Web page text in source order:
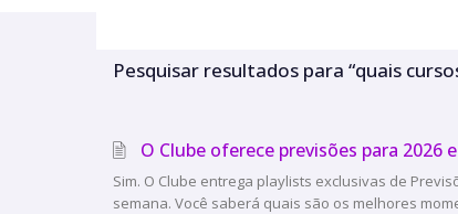
Pesquisar resultados para “quais
O Clube oferece previsões para 2026
Sim. O Clube entrega playlists exclusivas de
semana. Você saberá quais são os melhores